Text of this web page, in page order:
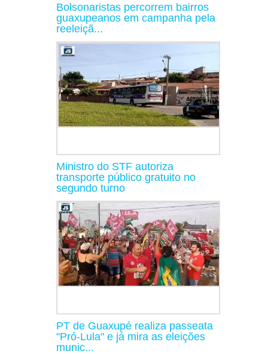
Bolsonaristas percorrem bairros
guaxupeanos em campanha pela
reeleiçã...
Ministro do STF autoriza
transporte público gratuito no
segundo turno
PT de Guaxupé realiza passeata
"Pró-Lula" e já mira as eleições
munic...